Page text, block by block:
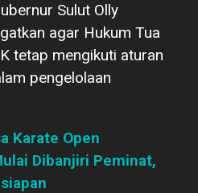
Sulut Olly
agar Hukum Tua
tetap mengikuti aturan
pengelolaan
Karate Open
Dibanjiri Peminat,